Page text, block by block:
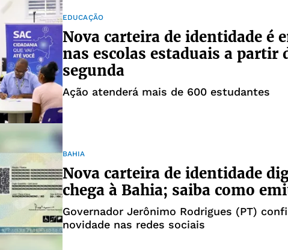
EDUCAÇÃO
Nova carteira de identidade é
nas escolas estaduais a partir
segunda
Ação atenderá mais de 600 estudantes
BAHIA
Nova carteira de identidade
chega à Bahia; saiba como
Governador Jerônimo Rodrigues (PT)
novidade nas redes sociais